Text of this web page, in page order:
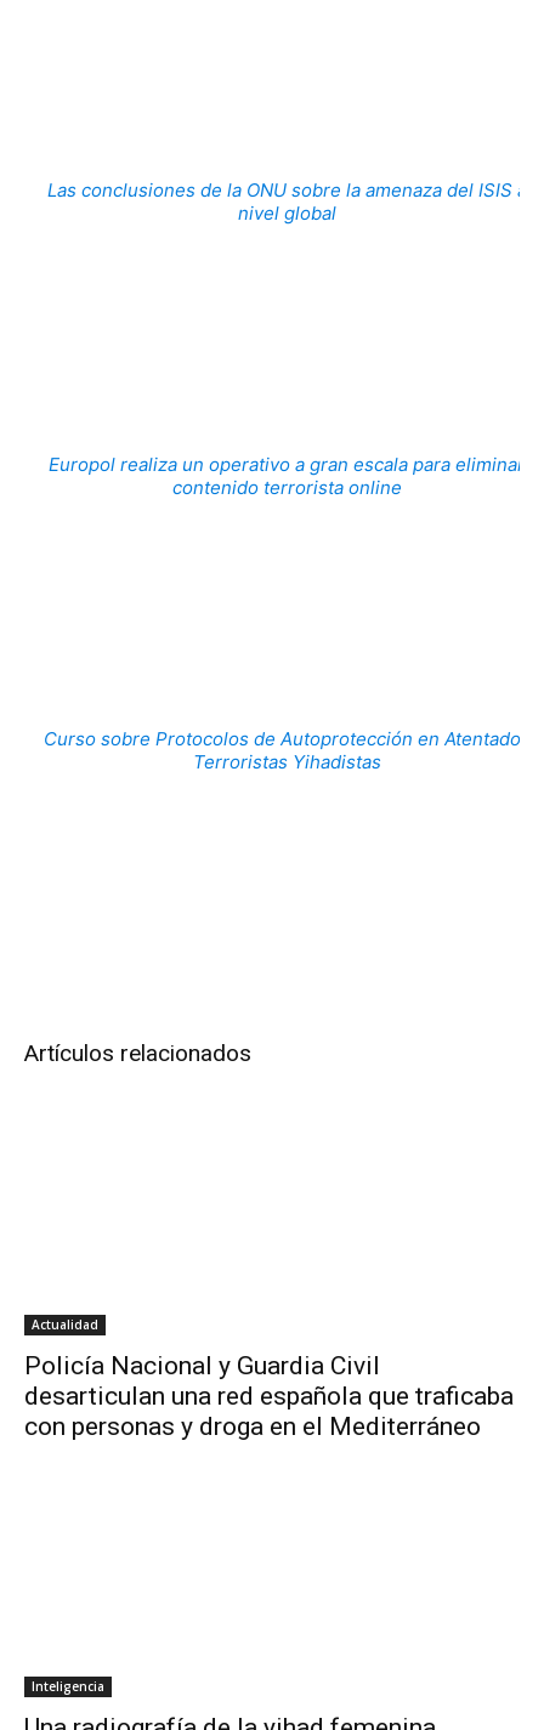
Las conclusiones de la ONU sobre la amenaza del ISIS a
nivel global
Europol realiza un operativo a gran escala para eliminar
contenido terrorista online
Curso sobre Protocolos de Autoprotección en Atentados
Terroristas Yihadistas
Artículos relacionados
Actualidad
Policía Nacional y Guardia Civil
desarticulan una red española que traficaba
con personas y droga en el Mediterráneo
Inteligencia